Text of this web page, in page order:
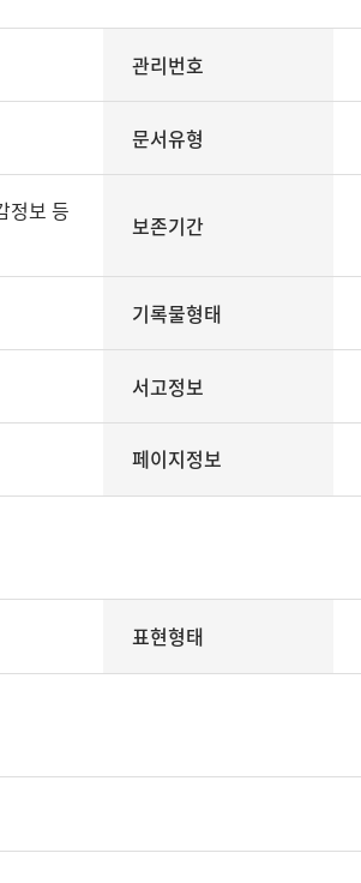
관리번호
문서유형
보존기간
기록물형태
서고정보
페이지정보
표현형태